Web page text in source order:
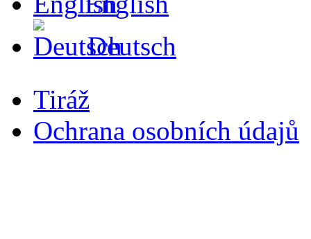
Deutsch
Tiráž
Ochrana osobních údajů